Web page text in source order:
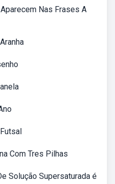
Nas Frases A
Com Tres Pilhas
Solução Supersaturada é